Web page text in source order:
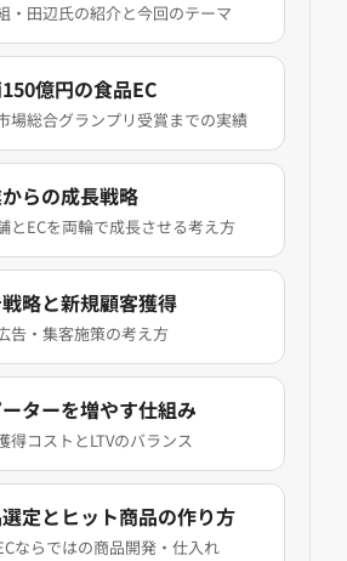
・田辺氏の紹介と今回のテーマ
億円の食品EC
場総合グランプリ受賞までの実績
らの成長戦略
とECを両輪で成長させる考え方
略と新規顧客獲得
告・集客施策の考え方
ターを増やす仕組み
得コストとLTVのバランス
定とヒット商品の作り方
ならではの商品開発・仕入れ